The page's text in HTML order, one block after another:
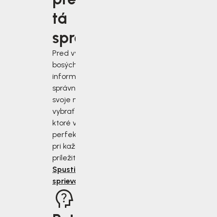
tá
správna?
Pred výberom
bosých topánok sa
informujte, ako
správne zmerať
svoje nohy a
vybrať si topánky,
ktoré vám budú
perfektne sedieť
pri každej
príležitosti.
Spustiť
sprievodcu